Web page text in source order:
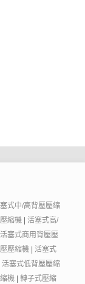
式中/高背壓壓縮
縮機 |活塞式高/
活塞式商用背壓壓
壓縮機 |活塞式
|活塞式低背壓壓縮
機 |轉子式壓縮